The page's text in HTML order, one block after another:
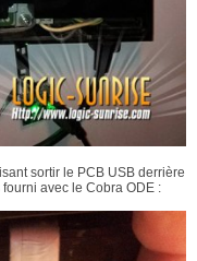
sortir le PCB USB derrière
avec le Cobra ODE :